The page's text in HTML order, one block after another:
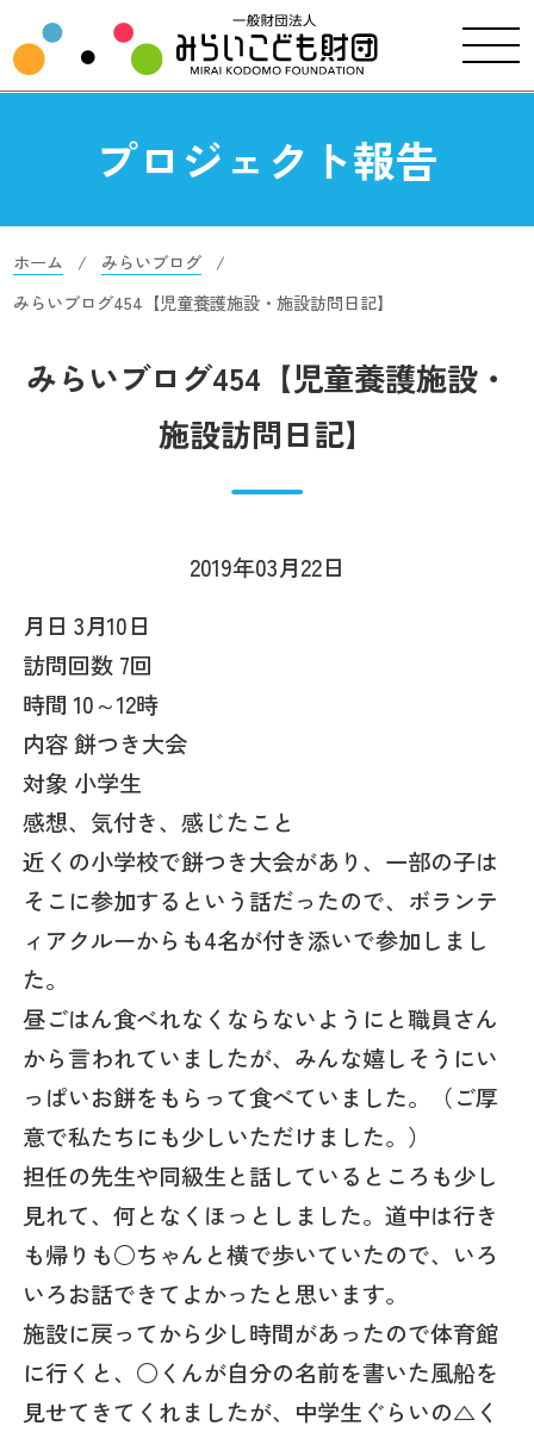
プロジェクト報告
ホーム
みらいブログ
みらいブログ454【児童養護施設・施設訪問日記】
みらいブログ454【児童養護施設・
施設訪問日記】
2019年03月22日
月日 3月10日
訪問回数 7回
時間 10～12時
内容 餅つき大会
対象 小学生
感想、気付き、感じたこと
近くの小学校で餅つき大会があり、一部の子は
そこに参加するという話だったので、ボランテ
ィアクルーからも4名が付き添いで参加しまし
た。
昼ごはん食べれなくならないようにと職員さん
から言われていましたが、みんな嬉しそうにい
っぱいお餅をもらって食べていました。（ご厚
意で私たちにも少しいただけました。）
担任の先生や同級生と話しているところも少し
見れて、何となくほっとしました。道中は行き
も帰りも○ちゃんと横で歩いていたので、いろ
いろお話できてよかったと思います。
施設に戻ってから少し時間があったので体育館
に行くと、○くんが自分の名前を書いた風船を
見せてきてくれましたが、中学生ぐらいの△く